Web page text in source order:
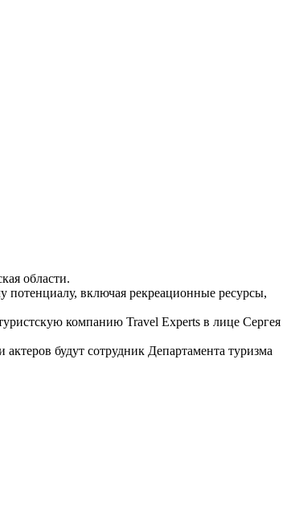
области.
потенциалу, включая рекреационные ресурсы,
компанию Travel Experts в лице Сергея
будут сотрудник Департамента туризма